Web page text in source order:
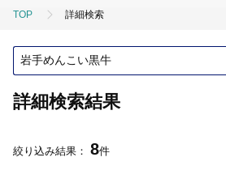
TOP 詳細検索
詳細検索結果
絞り込み結果： 8件